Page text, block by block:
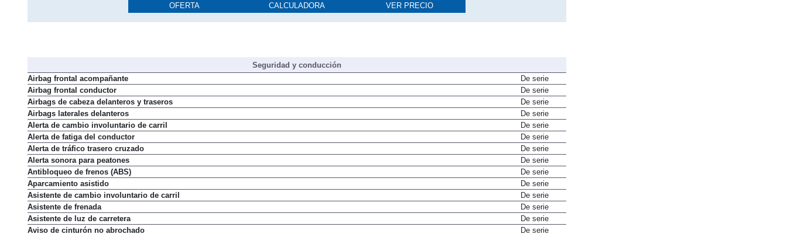
OFERTA CALCULADORA VER PRECIO
Seguridad y conducción
Airbag frontal acompañante
De serie
Airbag frontal conductor
De serie
Airbags de cabeza delanteros y traseros
De serie
Airbags laterales delanteros
De serie
Alerta de cambio involuntario de carril
De serie
Alerta de fatiga del conductor
De serie
Alerta de tráfico trasero cruzado
De serie
Alerta sonora para peatones
De serie
Antibloqueo de frenos (ABS)
De serie
Aparcamiento asistido
De serie
Asistente de cambio involuntario de carril
De serie
Asistente de frenada
De serie
Asistente de luz de carretera
De serie
Aviso de cinturón no abrochado
De serie